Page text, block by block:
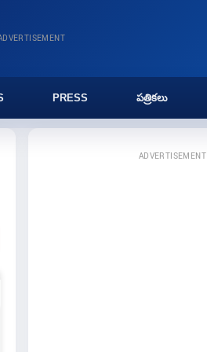
PRESS పత్రికలు
ADVERTISEMENT